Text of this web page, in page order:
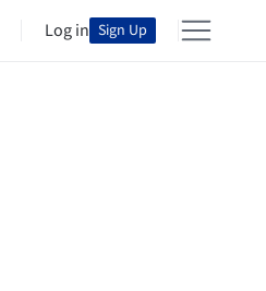
Log in Sign Up